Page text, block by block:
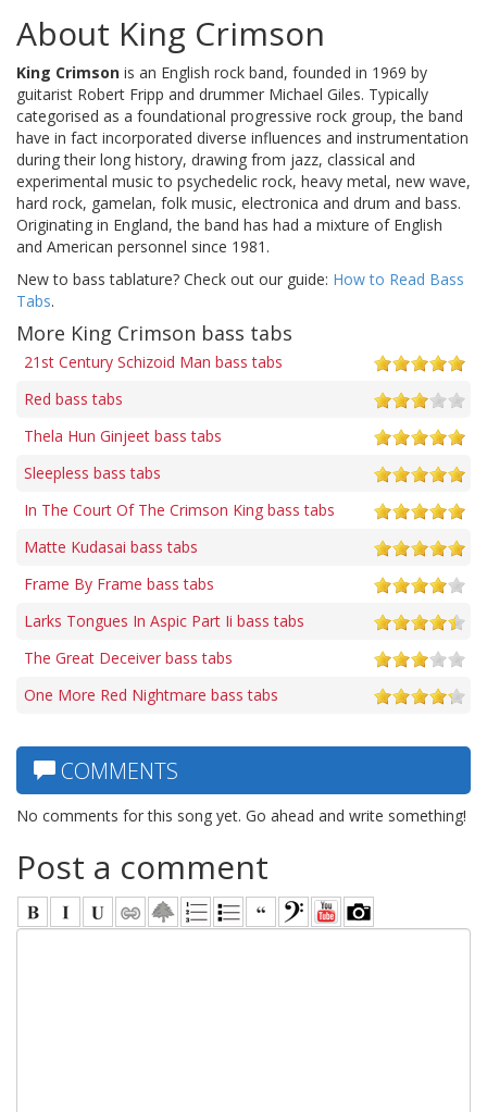
About King Crimson
King Crimson is an English rock band, founded in 1969 by
guitarist Robert Fripp and drummer Michael Giles. Typically
categorised as a foundational progressive rock group, the band
have in fact incorporated diverse influences and instrumentation
during their long history, drawing from jazz, classical and
experimental music to psychedelic rock, heavy metal, new wave,
hard rock, gamelan, folk music, electronica and drum and bass.
Originating in England, the band has had a mixture of English
and American personnel since 1981.
New to bass tablature? Check out our guide: How to Read Bass
Tabs.
More King Crimson bass tabs
21st Century Schizoid Man bass tabs
Red bass tabs
Thela Hun Ginjeet bass tabs
Sleepless bass tabs
In The Court Of The Crimson King bass tabs
Matte Kudasai bass tabs
Frame By Frame bass tabs
Larks Tongues In Aspic Part Ii bass tabs
The Great Deceiver bass tabs
One More Red Nightmare bass tabs
COMMENTS
No comments for this song yet. Go ahead and write something!
Post a comment